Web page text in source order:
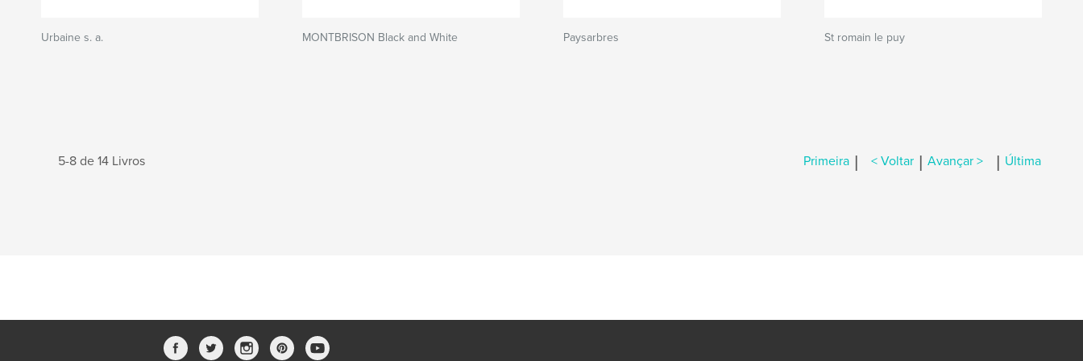
Urbaine s. a. MONTBRISON Black and White Paysarbres St romain le puy
5-8 de 14 Livros Primeira | < Voltar | Avançar > | Última